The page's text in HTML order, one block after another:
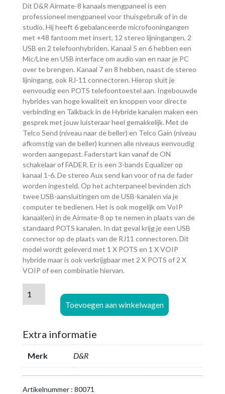
Dit D&R Airmate-8 kanaals mengpaneel is een
professioneel mengpaneel voor thuisgebruik of in de
studio. Hij heeft 6 gebalanceerde microfooningangen
met +48 fantoom met insert, 12 stereo lijningangen, 2
USB en 2 telefoonhybriden. Kanaal 5 en 6 hebben een
Mic/Line en USB interface om audio van en naar je PC
over te brengen. Kanaal 7 en 8 hebben, naast de stereo
lijningang, ook RJ-11 connectoren. Hierop sluit je
eenvoudig een POTS telefoontoestel aan. Ingebouwde
hybrides van hoge kwaliteit en knoppen voor directe
verbinding en Talkback in de Hybride kanalen maken een
gesprek met jouw luisteraar heel gemakkelijk. Met de
Telco Send (niveau naar de beller) en Telco Gain (niveau
afkomstig van de beller) kunnen alle niveaus eenvoudig
worden aangepast. Faderstart kan vanaf de ON
schakelaar of FADER. Er is een 3-bands Equalizer op
kanaal 1-6. De stereo Aux send kan voor of na de fader
worden ingesteld. Op het achterpaneel bevinden zich
twee USB-aansluitingen om de USB-kanalen via je
computer te bedienen. Het is ook mogelijk om VoIP
kanaal(en) in de Airmate-8 op te nemen in plaats van de
standaard POTS kanalen. In dat geval krijg je een USB
connector op de plaats van de RJ11 connectoren. Dit
model wordt geleverd met 1 X POTS en 1 X VOIP
hybride maar is ook verkrijgbaar met 2 X POTS of 2 X
VOIP of een combinatie hiervan.
8
mengpaneel
(1
x
Toevoegen aan winkelwagen
Extra informatie
Merk D&R
Artikelnummer : 80071